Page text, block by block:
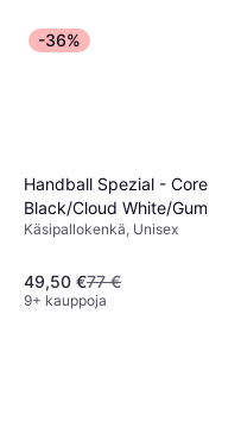
-36%
Handball Spezial - Core
Black/Cloud White/Gum
Käsipallokenkä, Unisex
49,50 €77 €
9+ kauppoja